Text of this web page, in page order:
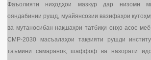
Фаъолияти ниҳодҳои мазкур дар низоми
ояндабинии рушд, муайянсозии вазифаҳои
ва мутаносибан нақшаҳои татбиқи онҳо асос
СМР-2030 масъалаҳои тақвияти рушди
таъмини самаранок, шаффоф ва назорати